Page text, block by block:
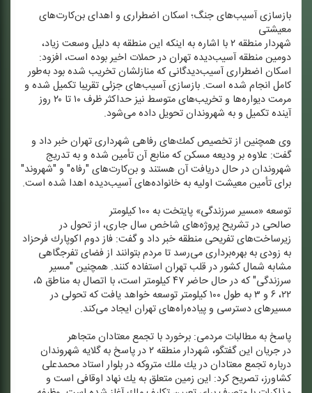
بازسازی آسیب‌های جنگ؛ اسكان اضطراری و اهدای بن‌كارت‌های
معیشتی
شهردار منطقه ۲ با اشاره به اینكه این منطقه به دلیل وسعت زیاد،
دومین منطقه آسیب‌دیده تهران در حملات اخیر بوده است، افزود:
اسكان اضطراری آسیب‌دیدگانی كه منازلشان تخریب شده بود به‌طور
كامل انجام شده است. بازسازی آسیب‌های جزئی تقریبا تكمیل شده و
مرمت دیواره‌ها و تخریب‌های متوسط نیز حداكثر ظرف ۱۰ تا ۲۰ روز
آینده تكمیل و به شهروندان تحویل داده می‌شود.
وی همچنین از تخصیص كمك‌های رفاهی شهرداری تهران خبر داد و
گفت: علاوه بر ودیعه مسكن كه منابع آن تأمین شده و به تدریج
شهروندان در حال دریافت آن هستند و بن‌كارت‌های "رفاه" و "شهروند"
برای تأمین معیشت اولیه به خانواده‌های آسیب‌دیده اهدا شده است.
توسعه «مسیر سرزندگی» پایتخت به ۱۰۰ كیلومتر
صالحی در تشریح پروژه‌های شاخص سال جاری، از تحول در
زیرساخت‌های تفریحی منطقه خبر داد و گفت: فاز دوم اكوپارك فرحزاد
به زودی به بهره‌برداری می‌رسد تا مردم بتوانند از فضای تفرجگاهی
مشابه شمال كشور در قلب تهران استفاده كنند. همچنین "مسیر
سرزندگی" كه در حال حاضر ۴۷ كیلومتر است، با اتصال به مناطق ۵،
۲۲، ۶ و ۳ به طول ۱۰۰ كیلومتر توسعه خواهد یافت كه تحولی در
مسیرهای دسترسی و پیاده‌راه‌های تهران ایجاد می‌كند.
پاسخ به مطالبات مردمی: برخورد با تجمع معتادان متجاهر
در جریان این گفتگو، شهردار منطقه ۲ در پاسخ به گلایه شهروندان
درباره تجمع معتادان در یك ملك متروكه در بلوار استاد محمدعلی
كشاورز، تصریح كرد: این زمین متعلق به یك نهاد اوقافی است و